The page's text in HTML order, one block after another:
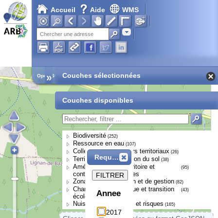
Accueil Aide WMS
Adresse
Open Street Map
» Couches sélectionnées
Couches disponibles
Biodiversité (252)
Ressource en eau (107)
Collectivités et acteurs territoriaux (26)
Territoires et occupation du sol (38)
Aménagement du territoire et
continuités écologiques
(95)
Zonages de protection et de gestion (82)
Changement climatique et transition
écologique
(43)
Nuisances, pressions et risques (165)
Requête
Annee
2017
FILTRER